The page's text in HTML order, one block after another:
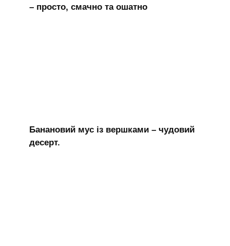
– просто, смачно та ошатно
Банановий мус із вершками – чудовий
десерт.